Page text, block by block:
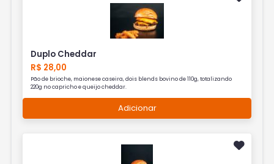
Duplo Cheddar
R$ 28,00
Pão de brioche, maionese caseira, dois blends bovino de 110g, totalizando
220g no capricho e queijo cheddar.
Adicionar